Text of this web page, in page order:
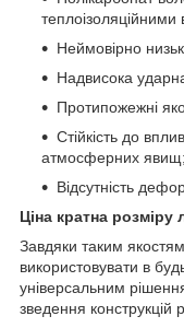
теплоізоляційними
Неймовірно
Надвисока ударна
Протипожежні
Стійкість до
атмосферних явищ;
Відсутність
Ціна кратна розміру
Завдяки таким
використовувати в
універсальним
зведення конструкцій